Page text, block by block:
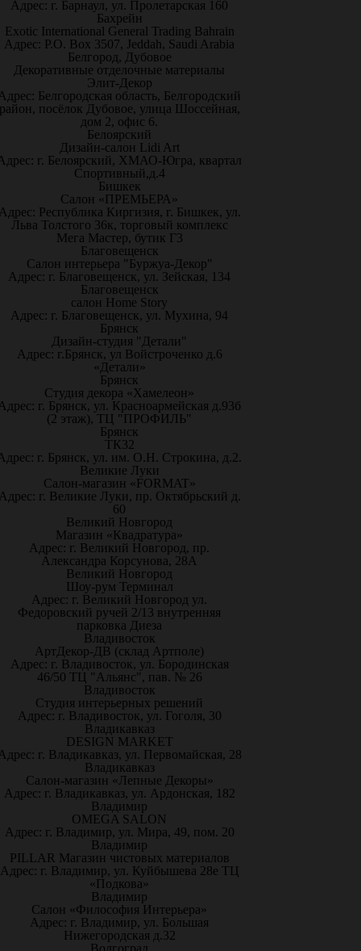
Адрес: г. Барнаул, ул. Пролетарская 160
Бахрейн
Exotic International General Trading Bahrain
Адрес: P.O. Box 3507, Jeddah, Saudi Arabia
Белгород, Дубовое
Декоративные отделочные материалы
Элит-Декор
Белгородская область, Белгородский
посёлок Дубовое, улица Шоссейная,
дом 2, офис 6.
Белоярский
Дизайн-салон Lidi Art
г. Белоярский, ХМАО-Югра, квартал
Спортивный,д.4
Бишкек
Салон «ПРЕМЬЕРА»
Республика Киргизия, г. Бишкек, ул.
Льва Толстого 36к, торговый комплекс
Мега Мастер, бутик Г3
Благовещенск
Салон интерьера "Буржуа-Декор"
Адрес: г. Благовещенск, ул. Зейская, 134
Благовещенск
салон Home Story
Адрес: г. Благовещенск, ул. Мухина, 94
Брянск
Дизайн-студия "Детали"
Адрес: г.Брянск, ул Войстроченко д.6
«Детали»
Брянск
Студия декора «Хамелеон»
г. Брянск, ул. Красноармейская д.93б
(2 этаж), ТЦ "ПРОФИЛЬ"
Брянск
ТК32
г. Брянск, ул. им. О.Н. Строкина, д.2.
Великие Луки
Салон-магазин «FORMAT»
г. Великие Луки, пр. Октябрьский д.
60
Великий Новгород
Магазин «Квадратура»
Адрес: г. Великий Новгород, пр.
Александра Корсунова, 28А
Великий Новгород
Шоу-рум Терминал
Адрес: г. Великий Новгород ул.
Федоровский ручей 2/13 внутренняя
парковка Диеза
Владивосток
АртДекор-ДВ (склад Артполе)
Адрес: г. Владивосток, ул. Бородинская
46/50 ТЦ "Альянс", пав. № 26
Владивосток
Студия интерьерных решений
Адрес: г. Владивосток, ул. Гоголя, 30
Владикавказ
DESIGN MARKET
г. Владикавказ, ул. Первомайская, 28
Владикавказ
Салон-магазин «Лепные Декоры»
Адрес: г. Владикавказ, ул. Ардонская, 182
Владимир
OMEGA SALON
Адрес: г. Владимир, ул. Мира, 49, пом. 20
Владимир
PILLAR Магазин чистовых материалов
Адрес: г. Владимир, ул. Куйбышева 28е ТЦ
«Подкова»
Владимир
Салон «Философия Интерьера»
Адрес: г. Владимир, ул. Большая
Нижегородская д.32
Волгоград